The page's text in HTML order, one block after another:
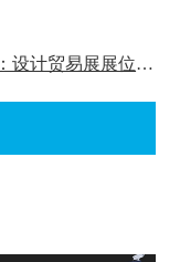
下一篇：设计贸易展展位图形的 5 大技巧